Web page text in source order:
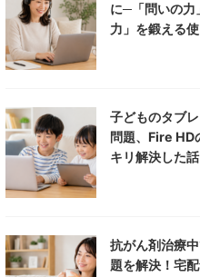
に─「問いの力
力」を鍛える
子どものタブ
問題、Fire HD
キリ解決した話
抗がん剤治療
題を解決！宅